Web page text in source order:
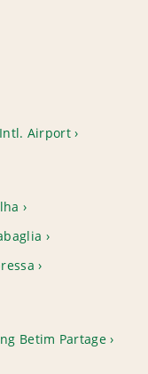
Airport
Betim Partage